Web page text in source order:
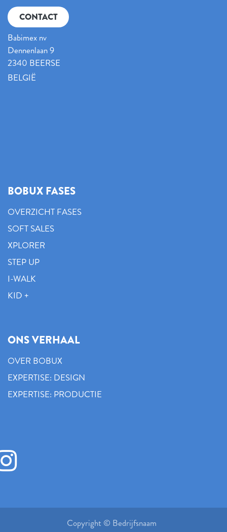
CONTACT
Babimex nv
Dennenlaan 9
2340 BEERSE
BELGIË
BOBUX FASES
OVERZICHT FASES
SOFT SALES
XPLORER
STEP UP
I-WALK
KID +
ONS VERHAAL
OVER BOBUX
EXPERTISE: DESIGN
EXPERTISE: PRODUCTIE
Copyright © Bedrijfsnaam